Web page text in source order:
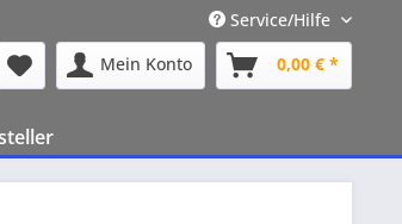
Service/Hilfe
Mein Konto
0,00 € *